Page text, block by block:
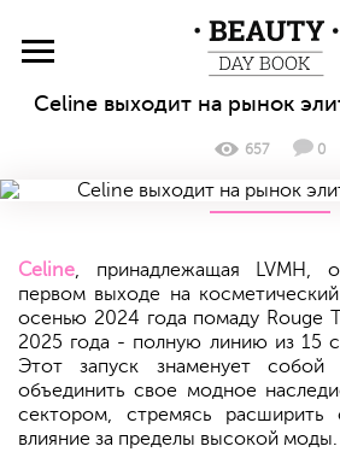
Celine выходит на рынок
657 0
Celine, принадлежащая LVMH,
первом выходе на
осенью 2024 года помаду Rouge
2025 года - полную линию из 15
Этот запуск знаменует собой
объединить свое модное
сектором, стремясь расширить
влияние за пределы высокой моды.